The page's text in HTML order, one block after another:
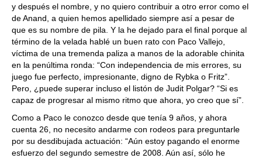
y después el nombre, y no quiero contribuir a otro error como el
de Anand, a quien hemos apellidado siempre así a pesar de
que es su nombre de pila. Y la he dejado para el final porque al
término de la velada hablé un buen rato con Paco Vallejo,
víctima de una tremenda paliza a manos de la adorable chinita
en la penúltima ronda: “Con independencia de mis errores, su
juego fue perfecto, impresionante, digno de Rybka o Fritz”.
Pero, ¿puede superar incluso el listón de Judit Polgar? “Si es
capaz de progresar al mismo ritmo que ahora, yo creo que sí”.
Como a Paco le conozco desde que tenía 9 años, y ahora
cuenta 26, no necesito andarme con rodeos para preguntarle
por su desdibujada actuación: “Aún estoy pagando el enorme
esfuerzo del segundo semestre de 2008. Aún así, sólo he